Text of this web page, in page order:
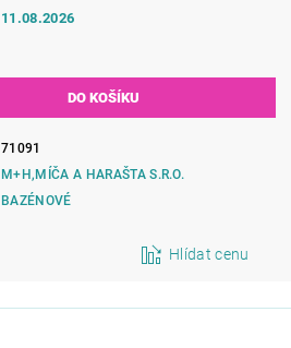
11.08.2026
71091
M+H,MÍČA A HARAŠTA S.R.O.
BAZÉNOVÉ
Hlídat cenu